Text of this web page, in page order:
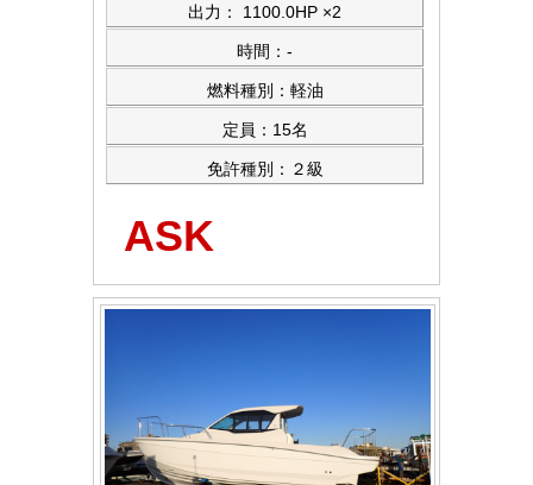
出力： 1100.0HP ×2
時間：-
燃料種別：軽油
定員：15名
免許種別：２級
ASK